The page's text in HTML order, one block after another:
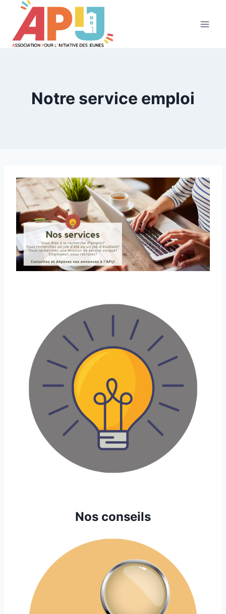
contenu
Notre service emploi
Nos conseils